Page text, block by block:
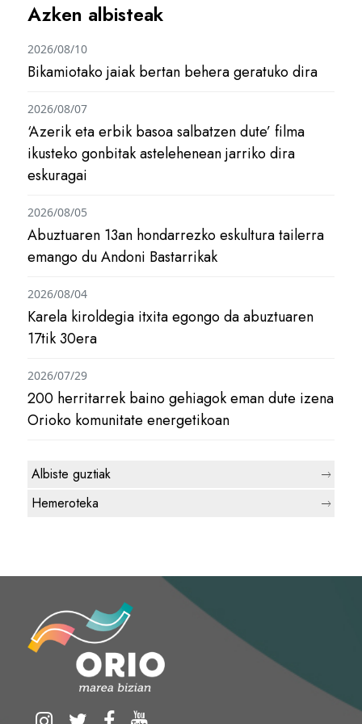
Azken albisteak
Bikamiotako jaiak bertan behera geratuko dira
2026/08/10
‘Azerik eta erbik basoa salbatzen dute’ filma
ikusteko gonbitak astelehenean jarriko dira
eskuragai
2026/08/07
Abuztuaren 13an hondarrezko eskultura tailerra
emango du Andoni Bastarrikak
2026/08/05
Karela kiroldegia itxita egongo da abuztuaren
17tik 30era
2026/08/04
200 herritarrek baino gehiagok eman dute izena
Orioko komunitate energetikoan
2026/07/29
Albiste guztiak
Hemeroteka